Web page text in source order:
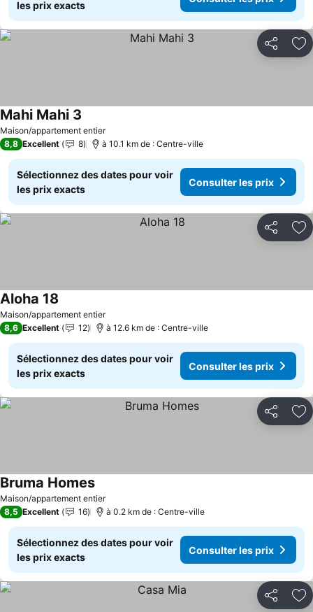
les prix exacts
Partager
Maison/appartement entier
Mahi Mahi 3
8,8 Excellent 8 à 10.1 km de : Centre-ville
Sélectionnez des dates pour voir
les prix exacts
Consulter les prix
Partager
Maison/appartement entier
Aloha 18
8,6 Excellent 12 à 12.6 km de : Centre-ville
Sélectionnez des dates pour voir
les prix exacts
Consulter les prix
Partager
Maison/appartement entier
Bruma Homes
8,5 Excellent 16 à 0.2 km de : Centre-ville
Sélectionnez des dates pour voir
les prix exacts
Consulter les prix
Partager